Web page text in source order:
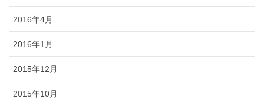
2016年4月
2016年1月
2015年12月
2015年10月